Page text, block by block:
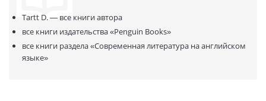
Mississippi and Bennington College. She is a novelist, essayist, and
critic and author of "The Little Friend". "The Secret History" has been
translated into twenty-four languages.
Tartt D. — все книги автора
все книги издательства«Penguin Books»
все книги раздела«Современная литература на английском
языке»